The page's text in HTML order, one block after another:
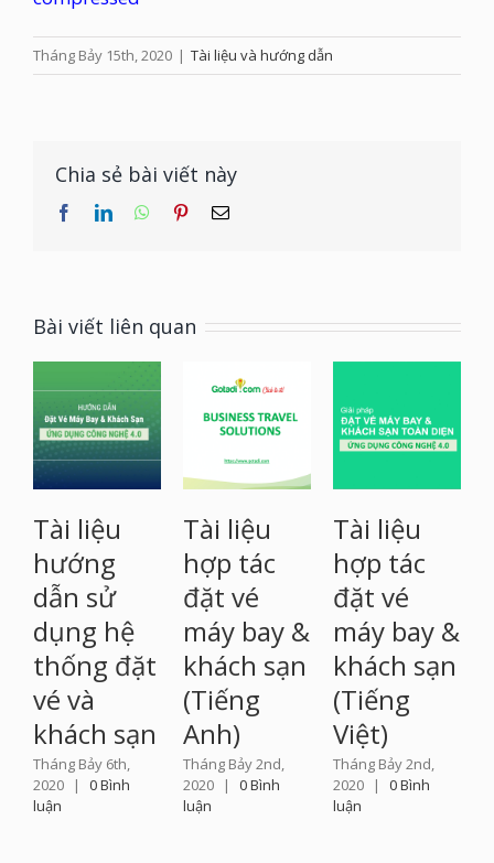
Tháng Bảy 15th, 2020 | Tài liệu và hướng dẫn
Chia sẻ bài viết này
facebooklinkedinwhatsapppinterestEmail
Bài viết liên quan
Tài liệu
hướng
dẫn sử
dụng hệ
thống đặt
vé và
khách sạn
Tháng Bảy 6th,
2020
|
0 Bình
luận
Tài liệu
hợp tác
đặt vé
máy bay &
khách sạn
(Tiếng
Anh)
Tháng Bảy 2nd,
2020
|
0 Bình
luận
Tài liệu
hợp tác
đặt vé
máy bay &
khách sạn
(Tiếng
Việt)
Tháng Bảy 2nd,
2020
|
0 Bình
luận